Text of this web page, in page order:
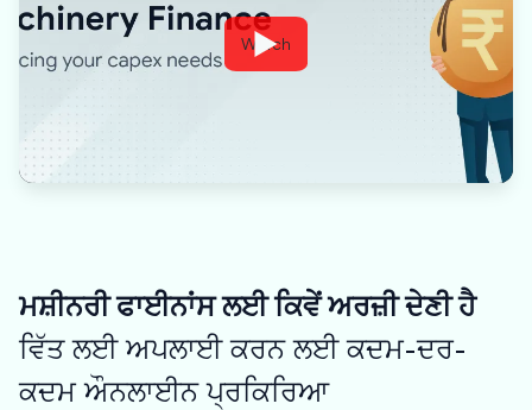
Watch
ਮਸ਼ੀਨਰੀ ਫਾਈਨਾਂਸ ਲਈ ਕਿਵੇਂ ਅਰਜ਼ੀ ਦੇਣੀ ਹੈ
ਵਿੱਤ ਲਈ ਅਪਲਾਈ ਕਰਨ ਲਈ ਕਦਮ-ਦਰ-
ਕਦਮ ਔਨਲਾਈਨ ਪ੍ਰਕਿਰਿਆ